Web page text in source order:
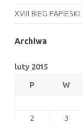
XVIII BIEG PAPIESKI
Archiwa
luty 2015
P W
2
3